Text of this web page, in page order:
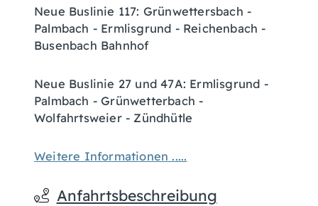
Neue Buslinie 117: Grünwettersbach -
Palmbach - Ermlisgrund - Reichenbach -
Busenbach Bahnhof
Neue Buslinie 27 und 47A: Ermlisgrund -
Palmbach - Grünwetterbach -
Wolfahrtsweier - Zündhütle
Weitere Informationen .....
Anfahrtsbeschreibung